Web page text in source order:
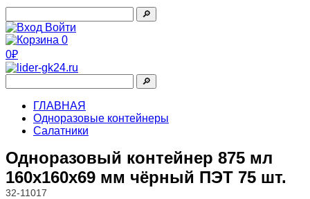
🔎︎
Войти
0
0₽
🔎︎
ГЛАВНАЯ
Одноразовые контейнеры
Салатники
Одноразовый контейнер 875 мл
160х160х69 мм чёрный ПЭТ 75 шт.
32-11017